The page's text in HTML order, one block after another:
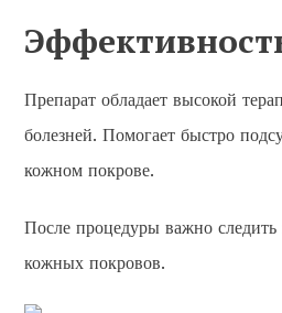
Препарат обладает высокой
болезней. Помогает быстро
кожном покрове.
После процедуры важно
кожных покровов.